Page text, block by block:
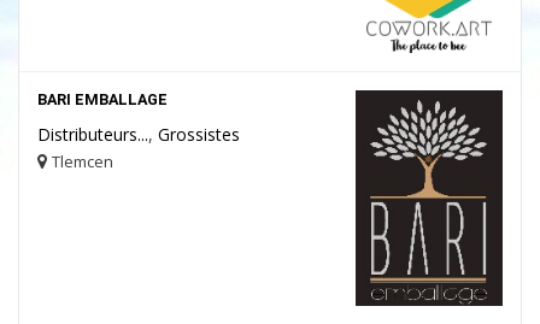
BARI EMBALLAGE
Distributeurs..., Grossistes
Tlemcen